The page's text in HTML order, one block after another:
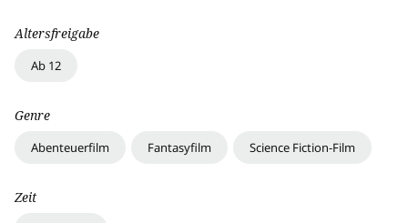
Altersfreigabe
Ab 12
Genre
Abenteuerfilm Fantasyfilm Science Fiction-Film
Zeit